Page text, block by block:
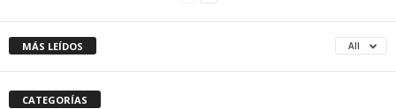
MÁS LEÍDOS All
CATEGORÍAS